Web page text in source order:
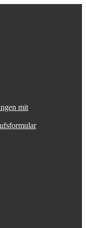
mit